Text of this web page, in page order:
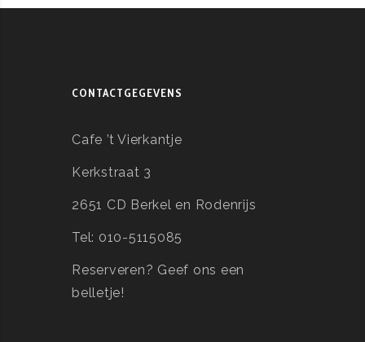
CONTACTGEGEVENS
Cafe ’t Vierkantje
Kerkstraat 3
2651 CD Berkel en Rodenrijs
Tel: 010-5115085
Reserveren? Geef ons een
belletje!